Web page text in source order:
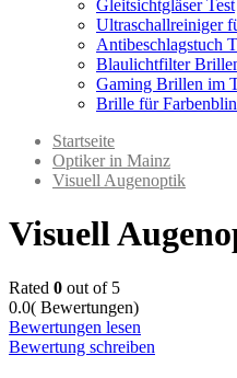
Gleitsichtgläser Test
Ultraschallreiniger
Antibeschlagstuch
Blaulichtfilter
Gaming Brillen im
Brille für
Startseite
Optiker in Mainz
Visuell Augenoptik
Visuell
Rated 0 out of 5
0.0( Bewertungen)
Bewertungen lesen
Bewertung schreiben